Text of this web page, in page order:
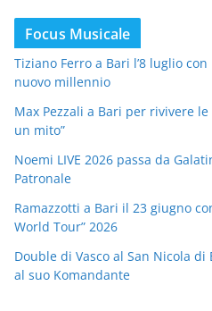
Focus Musicale
Tiziano Ferro a Bari l’8 luglio
nuovo millennio
Max Pezzali a Bari per rivivere le
un mito”
Noemi LIVE 2026 passa da
Patronale
Ramazzotti a Bari il 23 giugno
World Tour” 2026
Double di Vasco al San Nicola
al suo Komandante